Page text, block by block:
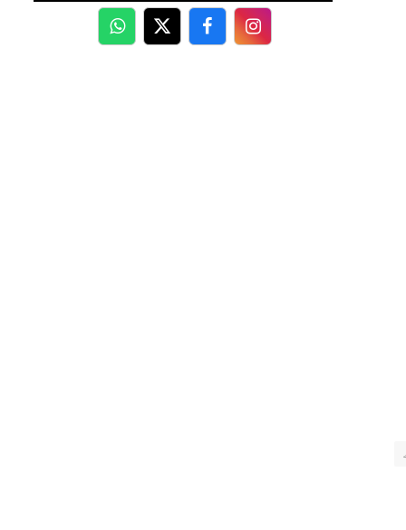
WhatsApp
TwitterFacebookFacebook